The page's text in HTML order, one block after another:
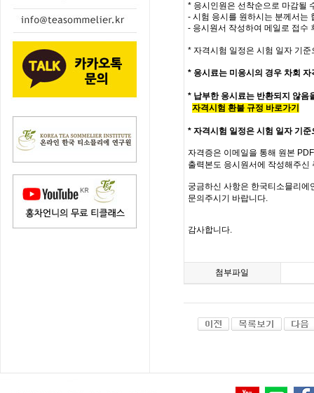
* 응시인원은 선착순으로 마감될
- 시험 응시를 원하시는 분께서는
- 응시원서 작성하여 메일로 접수
* 자격시험 일정은 시험 일자 기
* 응시료는 미응시의 경우 차회
* 납부한 응시료는 반환되지 않
자격시험 환불 규정 바로가기
* 자격시험 일정은 시험 일자 기준
자격증은 이메일을 통해 원본
출력본도 응시원서에 작성해주신
궁금하신 사항은 한국티소믈리
문의주시기 바랍니다.
감사합니다.
첨부파일